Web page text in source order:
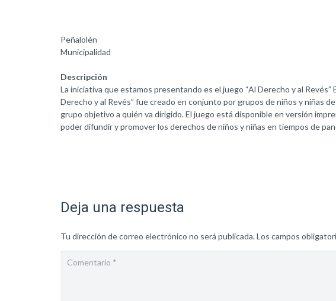
Peñalolén
Municipalidad
Descripción
La iniciativa que estamos presentando es el juego “Al Derecho y al
Derecho y al Revés” fue creado en conjunto por grupos de niños y niñas
grupo objetivo a quién va dirigido. El juego está disponible en versión
poder difundir y promover los derechos de niños y niñas en tiempos de
Deja una respuesta
Tu dirección de correo electrónico no será publicada.Los campos